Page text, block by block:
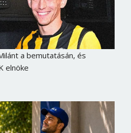
a bemutatásán, és
elnöke